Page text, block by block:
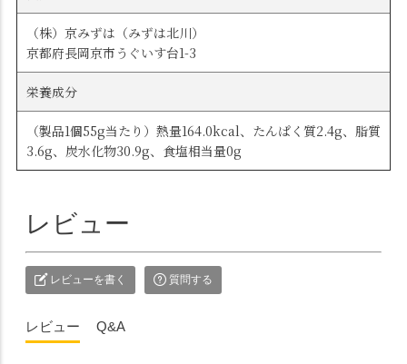
（株）京みずは（みずは北川）
京都府長岡京市うぐいす台1-3
栄養成分
（製品1個55g当たり）熱量164.0kcal、たんぱく質2.4g、脂質
3.6g、炭水化物30.9g、食塩相当量0g
レビュー
レビューを書く 質問する
レビュー Q&A